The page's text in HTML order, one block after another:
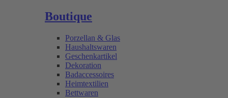
Boutique
Porzellan & Glas
Haushaltswaren
Geschenkartikel
Dekoration
Badaccessoires
Heimtextilien
Bettwaren